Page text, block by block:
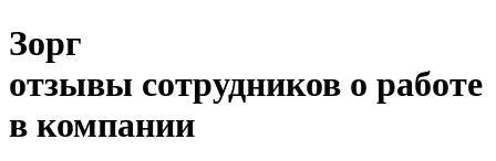
Зорг
отзывы сотрудников о работе
в компании